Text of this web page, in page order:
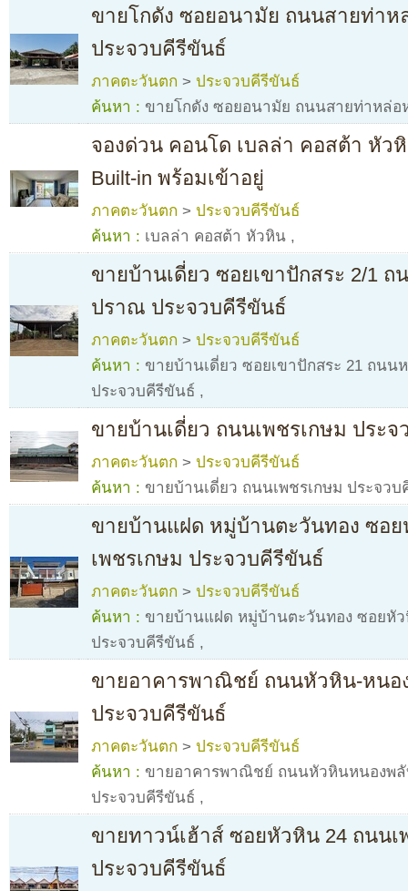
ขายโกดัง ซอยอนามัย ถนนสายท่าห
ประจวบคีรีขันธ์
ภาคตะวันตก > ประจวบคีรีขันธ์
ค้นหา : ขายโกดัง ซอยอนามัย ถนนสายท่าหล่อ
จองด่วน คอนโด เบลล่า คอสต้า หัว
Built-in พร้อมเข้าอยู่
ภาคตะวันตก > ประจวบคีรีขันธ์
ค้นหา : เบลล่า คอสต้า หัวหิน ,
ขายบ้านเดี่ยว ซอยเขาปักสระ 2/1
ปราณ ประจวบคีรีขันธ์
ภาคตะวันตก > ประจวบคีรีขันธ์
ค้นหา : ขายบ้านเดี่ยว ซอยเขาปักสระ 21 ถน
ประจวบคีรีขันธ์ ,
ขายบ้านเดี่ยว ถนนเพชรเกษม ประ
ภาคตะวันตก > ประจวบคีรีขันธ์
ค้นหา : ขายบ้านเดี่ยว ถนนเพชรเกษม ประจว
ขายบ้านแฝด หมู่บ้านตะวันทอง ซอ
เพชรเกษม ประจวบคีรีขันธ์
ภาคตะวันตก > ประจวบคีรีขันธ์
ค้นหา : ขายบ้านแฝด หมู่บ้านตะวันทอง ซอยหัว
ประจวบคีรีขันธ์ ,
ขายอาคารพาณิชย์ ถนนหัวหิน-หนอ
ประจวบคีรีขันธ์
ภาคตะวันตก > ประจวบคีรีขันธ์
ค้นหา : ขายอาคารพาณิชย์ ถนนหัวหินหนองพลั
ประจวบคีรีขันธ์ ,
ขายทาวน์เฮ้าส์ ซอยหัวหิน 24 ถนน
ประจวบคีรีขันธ์